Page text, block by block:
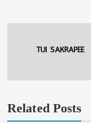
TUI SAKRAPEE
Related Posts